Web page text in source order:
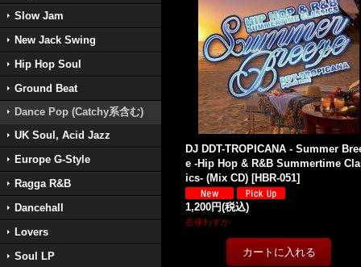
Slow Jam
New Jack Swing
Hip Hop Soul
Ground Beat
Dance Pop (Catchy系含む)
UK Soul, Acid Jazz
Europe G-Style
Ragga R&B
Dancehall
Lovers
Soul LP
DJ DDT-TROPICANA - Summer
e -Hip Hop & R&B Summertime
ics- (Mix CD) [HBR-051]
1,200円(税込)
在庫わずか